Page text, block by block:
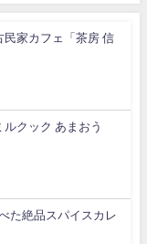
民家カフェ「茶房 信
クック あまおう
た絶品スパイスカレ